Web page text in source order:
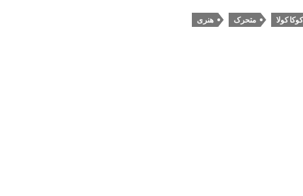
کوکا کولا متحرک هنری